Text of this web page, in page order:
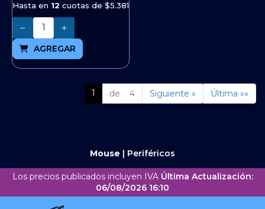
Hasta en 12 cuotas de $5.381
Cantidad
AGREGAR
1 de 4 Siguiente » Última »»
Mouse | Periféricos
Los precios publicados incluyen IVA Última Actualización:
06/08/2026 16:10